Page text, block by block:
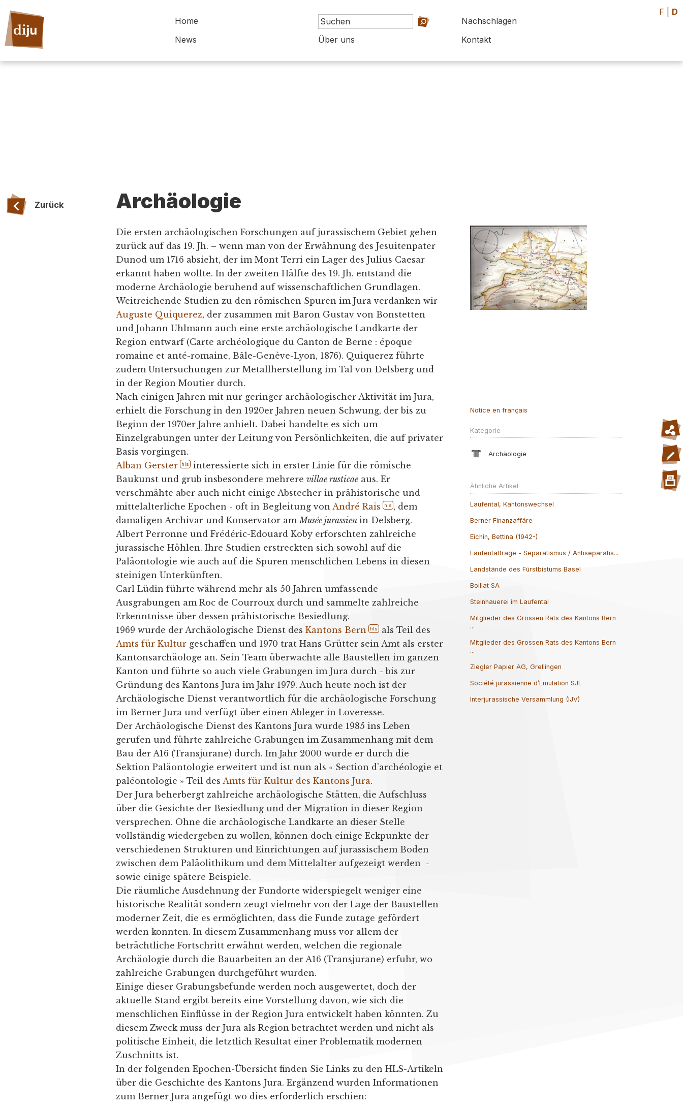
Home
Nachschlagen
News
Über uns Kontakt
F D
Zurück Archäologie
Die ersten archäologischen Forschungen auf jurassischem Gebiet gehen
zurück auf das 19. Jh. – wenn man von der Erwähnung des Jesuitenpater
Dunod um 1716 absieht, der im Mont Terri ein Lager des Julius Caesar
erkannt haben wollte. In der zweiten Hälfte des 19. Jh. entstand die
moderne Archäologie beruhend auf wissenschaftlichen Grundlagen.
Weitreichende Studien zu den römischen Spuren im Jura verdanken wir
Auguste Quiquerez, der zusammen mit Baron Gustav von Bonstetten
und Johann Uhlmann auch eine erste archäologische Landkarte der
Region entwarf (Carte archéologique du Canton de Berne : époque
romaine et anté-romaine, Bâle-Genève-Lyon, 1876). Quiquerez führte
zudem Untersuchungen zur Metallherstellung im Tal von Delsberg und
in der Region Moutier durch.
Nach einigen Jahren mit nur geringer archäologischer Aktivität im Jura,
erhielt die Forschung in den 1920er Jahren neuen Schwung, der bis zu
Beginn der 1970er Jahre anhielt. Dabei handelte es sich um
Einzelgrabungen unter der Leitung von Persönlichkeiten, die auf privater
Basis vorgingen.
Alban Gerster
hls
interessierte sich in erster Linie für die römische
Baukunst und grub insbesondere mehrerevillae rusticae aus. Er
verschmähte aber auch nicht einige Abstecher in prähistorische und
mittelalterliche Epochen - oft in Begleitung von André Rais hls , dem
damaligen Archivar und Konservator am Musée jurassienin Delsberg.
Albert Perronne und Frédéric-Edouard Koby erforschten zahlreiche
jurassische Höhlen. Ihre Studien erstreckten sich sowohl auf die
Paläontologie wie auch auf die Spuren menschlichen Lebens in diesen
steinigen Unterkünften.
Carl Lüdin führte während mehr als 50 Jahren umfassende
Ausgrabungen am Roc de Courroux durch und sammelte zahlreiche
Erkenntnisse über dessen prähistorische Besiedlung.
1969 wurde der Archäologische Dienst desKantons Bern hls
als Teil des
Amts für Kultur geschaffen und 1970 trat Hans Grütter sein Amt als erster
Kantonsarchäologe an. Sein Team überwachte alle Baustellen im ganzen
Kanton und führte so auch viele Grabungen im Jura durch - bis zur
Gründung des Kantons Jura im Jahr 1979. Auch heute noch ist der
Archäologische Dienst verantwortlich für die archäologische Forschung
im Berner Jura und verfügt über einen Ableger in Loveresse.
Der Archäologische Dienst des Kantons Jura wurde 1985 ins Leben
gerufen und führte zahlreiche Grabungen im Zusammenhang mit dem
Bau der A16 (Transjurane) durch. Im Jahr 2000 wurde er durch die
Sektion Paläontologie erweitert und ist nun als « Section d’archéologie et
paléontologie » Teil des Amts für Kultur des Kantons Jura.
Der Jura beherbergt zahlreiche archäologische Stätten, die Aufschluss
über die Gesichte der Besiedlung und der Migration in dieser Region
versprechen. Ohne die archäologische Landkarte an dieser Stelle
vollständig wiedergeben zu wollen, können doch einige Eckpunkte der
verschiedenen Strukturen und Einrichtungen auf jurassischem Boden
zwischen dem Paläolithikum und dem Mittelalter aufgezeigt werden -
sowie einige spätere Beispiele.
Die räumliche Ausdehnung der Fundorte widerspiegelt weniger eine
historische Realität sondern zeugt vielmehr von der Lage der Baustellen
moderner Zeit, die es ermöglichten, dass die Funde zutage gefördert
werden konnten. In diesem Zusammenhang muss vor allem der
beträchtliche Fortschritt erwähnt werden, welchen die regionale
Archäologie durch die Bauarbeiten an der A16 (Transjurane) erfuhr, wo
zahlreiche Grabungen durchgeführt wurden.
Einige dieser Grabungsbefunde werden noch ausgewertet, doch der
aktuelle Stand ergibt bereits eine Vorstellung davon, wie sich die
menschlichen Einflüsse in der Region Jura entwickelt haben könnten. Zu
diesem Zweck muss der Jura als Region betrachtet werden und nicht als
politische Einheit, die letztlich Resultat einer Problematik modernen
Zuschnitts ist.
In der folgenden Epochen-Übersicht finden Sie Links zu den HLS-Artikeln
über die Geschichte des Kantons Jura. Ergänzend wurden Informationen
zum Berner Jura angefügt wo dies erforderlich erschien:
Notice en français
Kategorie
Archäologie
Ähnliche Artikel
Laufental, Kantonswechsel
Berner Finanzaffäre
Eichin, Bettina (1942-)
Laufentalfrage - Separatismus / Antiseparatis...
Landstände des Fürstbistums Basel
Boillat SA
Steinhauerei im Laufental
Mitglieder des Grossen Rats des Kantons Bern
...
Mitglieder des Grossen Rats des Kantons Bern
...
Ziegler Papier AG, Grellingen
Société jurassienne d’Emulation SJE
Interjurassische Versammlung (IJV)